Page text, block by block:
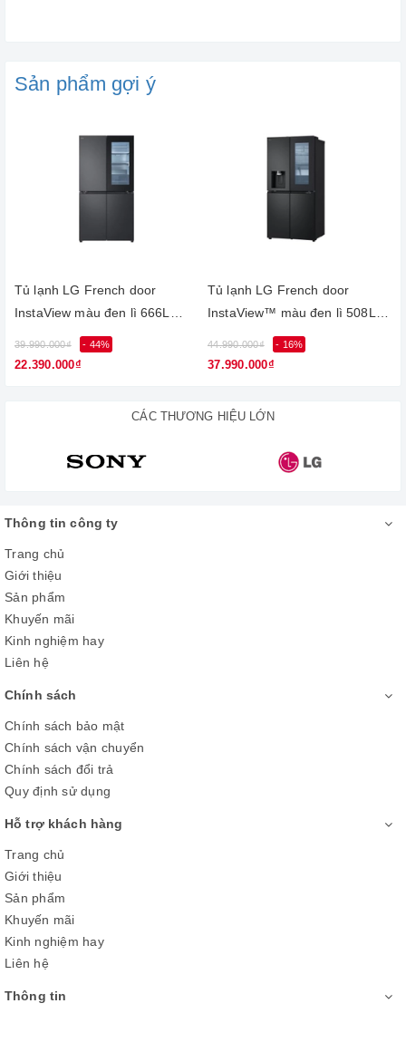
- Dung tích:286 lít .
- Ngăn rau củ Fresh Zone giữ ẩm tối ưu giúp rau củ quả luôn
Ngăn đá
làm đá nhanh chóng, giúp bạn thoải mái tận hưởng các ly
nước mát lạnh.
Sản phẩm gợi ý
Tủ lạnh LG French door
InstaView màu đen lì 666L
LFB66BLMI
39.990.000₫ - 44%
22.390.000₫
Tủ lạnh LG French door
InstaView™ màu đen lì 508L
LFI50BLMAI
44.990.000₫ - 16%
37.990.000₫
CÁC THƯƠNG HIỆU LỚN
Thông tin công ty
Trang chủ
Giới thiệu
Sản phẩm
Khuyến mãi
Kinh nghiệm hay
Liên hệ
Chính sách
Chính sách bảo mật
Chính sách vận chuyển
Chính sách đổi trả
Quy định sử dụng
Hỗ trợ khách hàng
Trang chủ
Giới thiệu
Sản phẩm
Khuyến mãi
Kinh nghiệm hay
Liên hệ
Thông tin